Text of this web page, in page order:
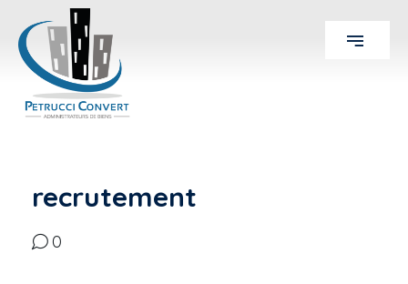
recrutement
0